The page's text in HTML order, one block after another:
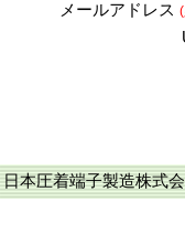
メールアドレス
日本圧着端子製造株式